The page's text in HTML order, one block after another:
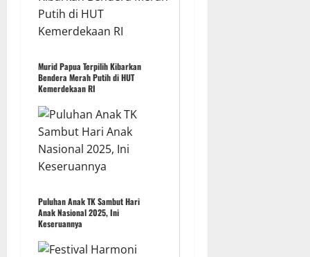
Murid Papua Terpilih Kibarkan
Bendera Merah Putih di HUT
Kemerdekaan RI
Puluhan Anak TK Sambut Hari
Anak Nasional 2025, Ini
Keseruannya